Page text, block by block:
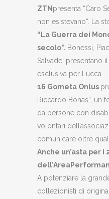
ZTN presenta “Caro
non esistevano“. La
“ La Guerra dei
secolo”. Bonessi,
Salvadei presentano
esclusiva per Lucca.
16 Gometa Onlus
Riccardo Bonas”, un
da persone con
volontari
comunicare oltre
Anche un’asta per i
A potenziare la
collezionisti di